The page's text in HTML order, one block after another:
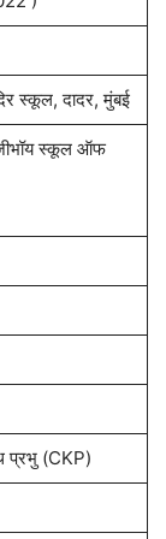
स्कूल, दादर, मुंबई
स्कूल ऑफ
प्रभु (CKP)